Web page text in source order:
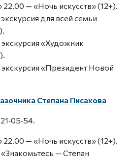
22.00 — «Ночь искусств» (12+).
для всей семьи
«Художник
«Президент Новой
Степана Писахова
22.00 — «Ночь искусств» (12+).
— Степан